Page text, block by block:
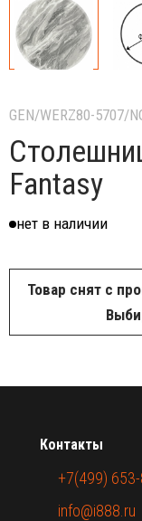
GEN/WERZ80-5707/
Fantasy
нет в наличии
Товар снят с
Контакты
+7(499)
info@i888.ru